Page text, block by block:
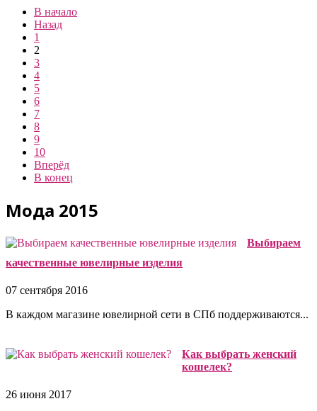
В начало
Назад
1
2
3
4
5
6
7
8
9
10
Вперёд
В конец
Мода 2015
Выбираем
качественные ювелирные изделия
07 сентября 2016
В каждом магазине ювелирной сети в СПб поддерживаются...
Как выбрать женский
кошелек?
26 июня 2017